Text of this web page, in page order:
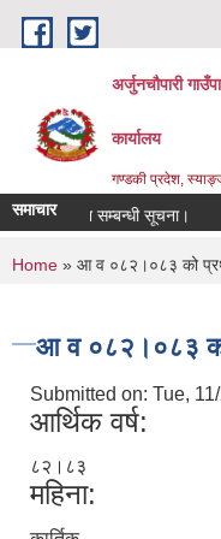
Skip to main content
अर्जुनचौपारी
कार्यालय
गण्डकी प्रदेश,
समाचार
आव्हान सम्बन्धी सूचना।
You are here
Home » आ व ०८२।०८३ को
आ व ०८२।०८३
Submitted on: Tue,
आर्थिक वर्ष:
८२।८३
महिना: